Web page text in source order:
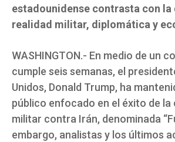
estadounidense contrasta con la
realidad militar, diplomática y
WASHINGTON.- En medio de un
cumple seis semanas, el
Unidos, Donald Trump, ha
público enfocado en el éxito de la
militar contra Irán, denominada
embargo, analistas y los últimos